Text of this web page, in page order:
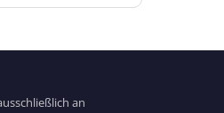
an